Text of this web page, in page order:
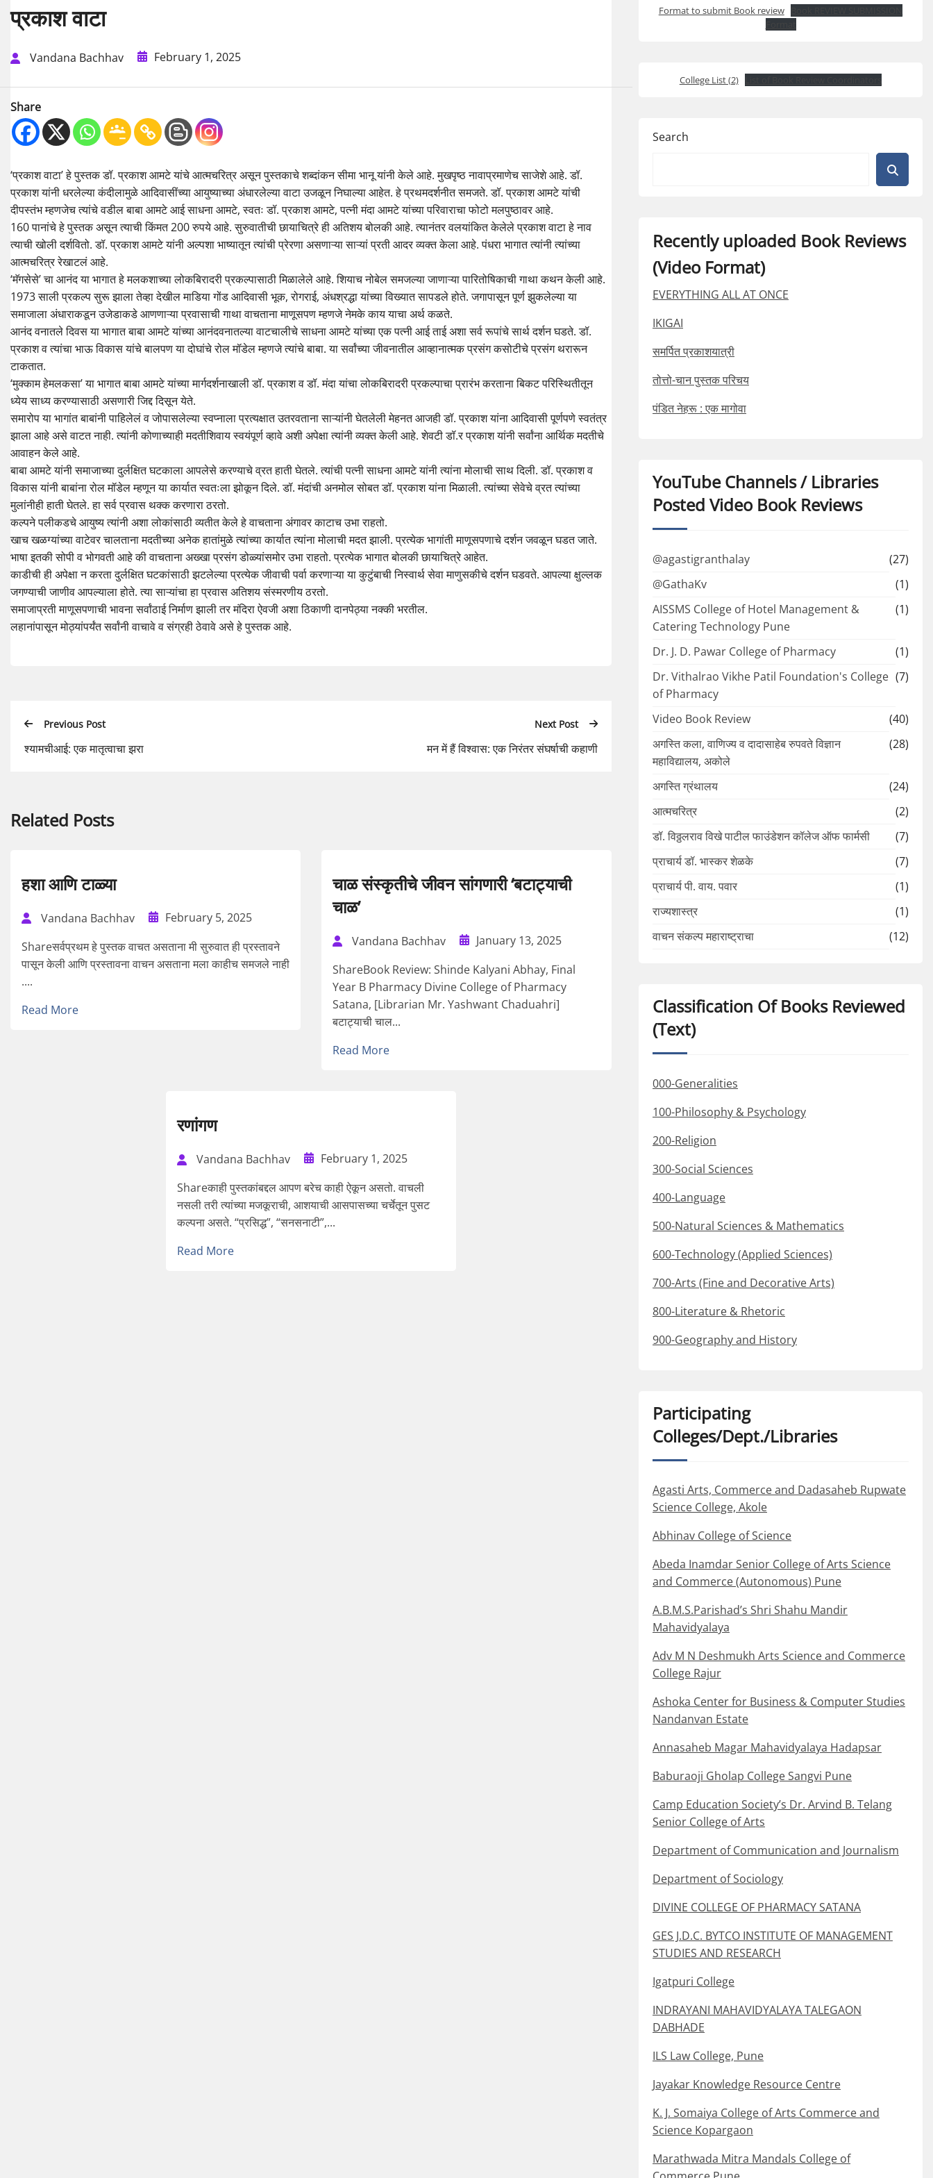
प्रकाश वाटा
Vandana Bachhav February 1, 2025
Share
‘प्रकाश वाटा’ हे पुस्तक डॉ. प्रकाश आमटे यांचे आत्मचरित्र असून पुस्तकाचे शब्दांकन सीमा भानू यांनी केले आहे. मुखपृष्ठ नावाप्रमाणेच साजेशे आहे. डॉ.
प्रकाश यांनी धरलेल्या कंदीलामुळे आदिवासींच्या आयुष्याच्या अंधारलेल्या वाटा उजळून निघाल्या आहेत. हे प्रथमदर्शनीत समजते. डॉ. प्रकाश आमटे यांची
दीपस्तंभ म्हणजेच त्यांचे वडील बाबा आमटे आई साधना आमटे, स्वतः डॉ. प्रकाश आमटे, पत्नी मंदा आमटे यांच्या परिवाराचा फोटो मलपुष्ठावर आहे.
160 पानांचे हे पुस्तक असून त्याची किंमत 200 रुपये आहे. सुरुवातीची छायाचित्रे ही अतिशय बोलकी आहे. त्यानंतर वलयांकित केलेले प्रकाश वाटा हे नाव
त्याची खोली दर्शवितो. डॉ. प्रकाश आमटे यांनी अल्पशा भाष्यातून त्यांची प्रेरणा असणाऱ्या साऱ्यां प्रती आदर व्यक्त केला आहे. पंधरा भागात त्यांनी त्यांच्या
आत्मचरित्र रेखाटलं आहे.
‘मॅगसेसे’ चा आनंद या भागात हे मलकशाच्या लोकबिरादरी प्रकल्पासाठी मिळालेले आहे. शियाच नोबेल समजल्या जाणाऱ्या पारितोषिकाची गाथा कथन केली आहे.
1973 साली प्रकल्प सुरू झाला तेव्हा देखील माडिया गोंड आदिवासी भूक, रोगराई, अंधश्रद्धा यांच्या विख्यात सापडले होते. जगापासून पूर्ण झुकलेल्या या
समाजाला अंधाराकडून उजेडाकडे आणणाऱ्या प्रवासाची गाथा वाचताना माणूसपण म्हणजे नेमके काय याचा अर्थ कळते.
आनंद वनातले दिवस या भागात बाबा आमटे यांच्या आनंदवनातल्या वाटचालीचे साधना आमटे यांच्या एक पत्नी आई ताई अशा सर्व रूपांचे सार्थ दर्शन घडते. डॉ.
प्रकाश व त्यांचा भाऊ विकास यांचे बालपण या दोघांचे रोल मॉडेल म्हणजे त्यांचे बाबा. या सर्वांच्या जीवनातील आव्हानात्मक प्रसंग कसोटीचे प्रसंग थरारून
टाकतात.
‘मुक्काम हेमलकसा’ या भागात बाबा आमटे यांच्या मार्गदर्शनाखाली डॉ. प्रकाश व डॉ. मंदा यांचा लोकबिरादरी प्रकल्पाचा प्रारंभ करताना बिकट परिस्थितीतून
ध्येय साध्य करण्यासाठी असणारी जिद्द दिसून येते.
समारोप या भागांत बाबांनी पाहिलेलं व जोपासलेल्या स्वप्नाला प्रत्यक्षात उतरवताना साऱ्यांनी घेतलेली मेहनत आजही डॉ. प्रकाश यांना आदिवासी पूर्णपणे स्वतंत्र
झाला आहे असे वाटत नाही. त्यांनी कोणाच्याही मदतीशिवाय स्वयंपूर्ण व्हावे अशी अपेक्षा त्यांनी व्यक्त केली आहे. शेवटी डॉ.र प्रकाश यांनी सर्वांना आर्थिक मदतीचे
आवाहन केले आहे.
बाबा आमटे यांनी समाजाच्या दुर्लक्षित घटकाला आपलेसे करण्याचे व्रत हाती घेतले. त्यांची पत्नी साधना आमटे यांनी त्यांना मोलाची साथ दिली. डॉ. प्रकाश व
विकास यांनी बाबांना रोल मॉडेल म्हणून या कार्यात स्वतःला झोकून दिले. डॉ. मंदांची अनमोल सोबत डॉ. प्रकाश यांना मिळाली. त्यांच्या सेवेचे व्रत त्यांच्या
मुलांनीही हाती घेतले. हा सर्व प्रवास थक्क करणारा ठरतो.
कल्पने पलीकडचे आयुष्य त्यांनी अशा लोकांसाठी व्यतीत केले हे वाचताना अंगावर काटाच उभा राहतो.
खाच खळग्यांच्या वाटेवर चालताना मदतीच्या अनेक हातांमुळे त्यांच्या कार्यात त्यांना मोलाची मदत झाली. प्रत्येक भागांती माणूसपणाचे दर्शन जवळून घडत जाते.
भाषा इतकी सोपी व भोगवती आहे की वाचताना अख्खा प्रसंग डोळ्यांसमोर उभा राहतो. प्रत्येक भागात बोलकी छायाचित्रे आहेत.
काडीची ही अपेक्षा न करता दुर्लक्षित घटकांसाठी झटलेल्या प्रत्येक जीवाची पर्वा करणाऱ्या या कुटुंबाची निस्वार्थ सेवा माणुसकीचे दर्शन घडवते. आपल्या क्षुल्लक
जगण्याची जाणीव आपल्याला होते. त्या साऱ्यांचा हा प्रवास अतिशय संस्मरणीय ठरतो.
समाजाप्रती माणूसपणाची भावना सर्वांठाई निर्माण झाली तर मंदिरा ऐवजी अशा ठिकाणी दानपेठ्या नक्की भरतील.
लहानांपासून मोठ्यांपर्यंत सर्वांनी वाचावे व संग्रही ठेवावे असे हे पुस्तक आहे.
Previous Post
श्यामचीआई: एक मातृत्वाचा झरा
Next Post
मन में हैं विश्वास: एक निरंतर संघर्षाची कहाणी
Related Posts
हशा आणि टाळ्या
Vandana Bachhav
February 5, 2025
Shareसर्वप्रथम हे पुस्तक वाचत असताना मी सुरुवात ही प्रस्तावने
पासून केली आणि प्रस्तावना वाचन असताना मला काहीच समजले नाही
....
Read More
चाळ संस्कृतीचे जीवन सांगणारी ‘बटाट्याची
चाळ’
Vandana Bachhav
January 13, 2025
ShareBook Review: Shinde Kalyani Abhay, Final
Year B Pharmacy Divine College of Pharmacy
Satana, [Librarian Mr. Yashwant Chaduahri]
बटाट्याची चाल...
Read More
रणांगण
Vandana Bachhav
February 1, 2025
Shareकाही पुस्तकांबद्दल आपण बरेच काही ऐकून असतो. वाचली
नसली तरी त्यांच्या मजकूराची, आशयाची आसपासच्या चर्चेतून पुसट
कल्पना असते. “प्रसिद्ध”, “सनसनाटी”,...
Read More
Format to submit Book review
College List (2)
Search
Recently uploaded Book Reviews
(Video Format)
EVERYTHING ALL AT ONCE
IKIGAI
समर्पित प्रकाशयात्री
तोत्तो-चान पुस्तक परिचय
पंडित नेहरू : एक मागोवा
YouTube Channels / Libraries
Posted Video Book Reviews
@agastigranthalay
(27)
@GathaKv
(1)
AISSMS College of Hotel Management &
Catering Technology Pune
(1)
Dr. J. D. Pawar College of Pharmacy
(1)
Dr. Vithalrao Vikhe Patil Foundation's College
of Pharmacy
(7)
Video Book Review
(40)
अगस्ति कला, वाणिज्य व दादासाहेब रुपवते विज्ञान
महाविद्यालय, अकोले
(28)
अगस्ति ग्रंथालय
(24)
आत्मचरित्र
(2)
डॉ. विठ्ठलराव विखे पाटील फाउंडेशन कॉलेज ऑफ फार्मसी
(7)
प्राचार्य डॉ. भास्कर शेळके
(7)
प्राचार्य पी. वाय. पवार
(1)
राज्यशास्त्र
(1)
वाचन संकल्प महाराष्ट्राचा
(12)
Classification Of Books Reviewed
(Text)
000-Generalities
100-Philosophy & Psychology
200-Religion
300-Social Sciences
400-Language
500-Natural Sciences & Mathematics
600-Technology (Applied Sciences)
700-Arts (Fine and Decorative Arts)
800-Literature & Rhetoric
900-Geography and History
Participating
Colleges/Dept./Libraries
Agasti Arts, Commerce and Dadasaheb Rupwate
Science College, Akole
Abhinav College of Science
Abeda Inamdar Senior College of Arts Science
and Commerce (Autonomous) Pune
A.B.M.S.Parishad’s Shri Shahu Mandir
Mahavidyalaya
Adv M N Deshmukh Arts Science and Commerce
College Rajur
Ashoka Center for Business & Computer Studies
Nandanvan Estate
Annasaheb Magar Mahavidyalaya Hadapsar
Baburaoji Gholap College Sangvi Pune
Camp Education Society’s Dr. Arvind B. Telang
Senior College of Arts
Department of Communication and Journalism
Department of Sociology
DIVINE COLLEGE OF PHARMACY SATANA
GES J.D.C. BYTCO INSTITUTE OF MANAGEMENT
STUDIES AND RESEARCH
Igatpuri College
INDRAYANI MAHAVIDYALAYA TALEGAON
DABHADE
ILS Law College, Pune
Jayakar Knowledge Resource Centre
K. J. Somaiya College of Arts Commerce and
Science Kopargaon
Marathwada Mitra Mandals College of